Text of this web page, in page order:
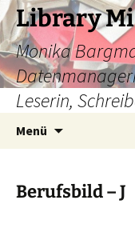
Zum
Inhalt
springen
Library
Monika
Leserin,
Menü
Berufsbild – J